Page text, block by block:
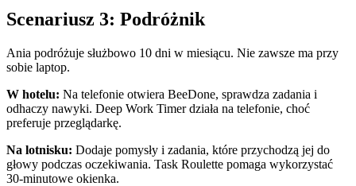
Scenariusz 3: Podróżnik
Ania podróżuje służbowo 10 dni w miesiącu. Nie zawsze ma przy
sobie laptop.
W hotelu: Na telefonie otwiera BeeDone, sprawdza zadania i
odhaczy nawyki. Deep Work Timer działa na telefonie, choć
preferuje przeglądarkę.
Na lotnisku: Dodaje pomysły i zadania, które przychodzą jej do
głowy podczas oczekiwania. Task Roulette pomaga wykorzystać
30-minutowe okienka.